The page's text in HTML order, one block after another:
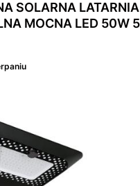
SOLARNA LATARNIA
MOCNA LED 50W